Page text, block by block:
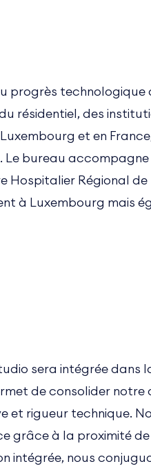
progrès technologique
résidentiel, des
et en
Le bureau
Régional de
à Luxembourg mais
sera intégrée dans
de consolider
rigueur technique.
grâce à la proximité
intégrée, nous